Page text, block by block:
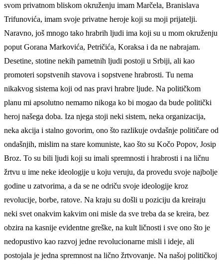
svom privatnom bliskom okruženju imam Marčela, Branislava
Trifunovića, imam svoje privatne heroje koji su moji prijatelji.
Naravno, još mnogo tako hrabrih ljudi ima koji su u mom okruženju
poput Gorana Markovića, Petričića, Koraksa i da ne nabrajam.
Desetine, stotine nekih pametnih ljudi postoji u Srbiji, ali kao
promoteri sopstvenih stavova i sopstvene hrabrosti. Tu nema
nikakvog sistema koji od nas pravi hrabre ljude. Na političkom
planu mi apsolutno nemamo nikoga ko bi mogao da bude politički
heroj našega doba. Iza njega stoji neki sistem, neka organizacija,
neka akcija i stalno govorim, ono što razlikuje ovdašnje političare od
ondašnjih, mislim na stare komuniste, kao što su Kočo Popov, Josip
Broz. To su bili ljudi koji su imali spremnosti i hrabrosti i na ličnu
žrtvu u ime neke ideologije u koju veruju, da provedu svoje najbolje
godine u zatvorima, a da se ne odriču svoje ideologije kroz
revolucije, borbe, ratove. Na kraju su došli u poziciju da kreiraju
neki svet onakvim kakvim oni misle da sve treba da se kreira, bez
obzira na kasnije evidentne greške, na kult ličnosti i sve ono što je
nedopustivo kao razvoj jedne revolucionarne misli i ideje, ali
postojala je jedna spremnost na lično žrtvovanje. Na našoj političkoj